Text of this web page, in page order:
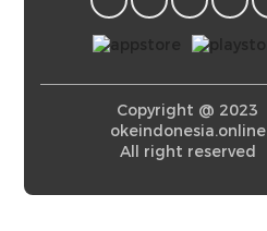
Copyright @ 2023
okeindonesia.online
All right reserved